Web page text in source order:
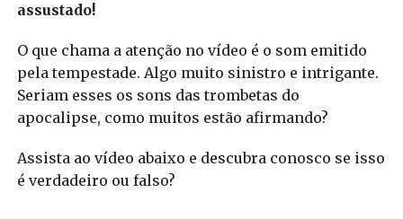
assustado!
O que chama a atenção no vídeo é o som emitido
pela tempestade. Algo muito sinistro e intrigante.
Seriam esses os sons das trombetas do
apocalipse, como muitos estão afirmando?
Assista ao vídeo abaixo e descubra conosco se isso
é verdadeiro ou falso?